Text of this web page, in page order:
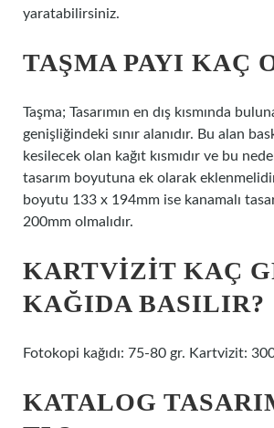
yaratabilirsiniz.
TAŞMA PAYI KAÇ
Taşma; Tasarımın en dış kısmında
genişliğindeki sınır alanıdır. Bu alan
kesilecek olan kağıt kısmıdır ve bu
tasarım boyutuna ek olarak
boyutu 133 x 194mm ise kanamalı
200mm olmalıdır.
KARTVIZIT KAÇ
KAĞIDA BASILIR?
Fotokopi kağıdı: 75-80 gr. Kartvizit:
KATALOG